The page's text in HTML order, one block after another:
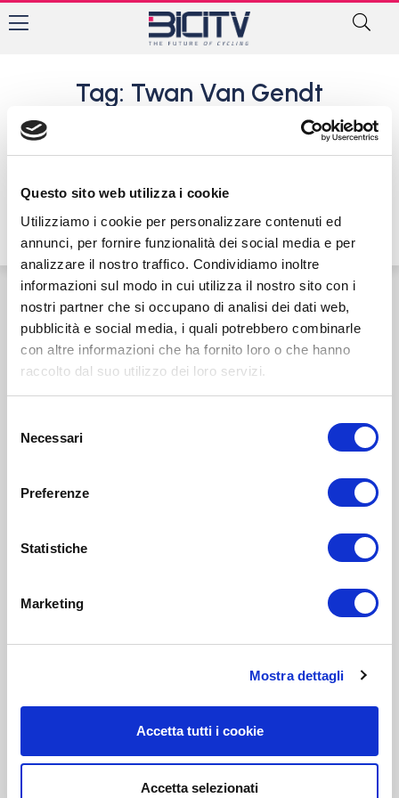
Questo sito web utilizza i cookie
Utilizziamo i cookie per personalizzare contenuti ed
annunci, per fornire funzionalità dei social media e per
analizzare il nostro traffico. Condividiamo inoltre
informazioni sul modo in cui utilizza il nostro sito con i
nostri partner che si occupano di analisi dei dati web,
pubblicità e social media, i quali potrebbero combinarle
con altre informazioni che ha fornito loro o che hanno
raccolto dal suo utilizzo dei loro servizi.
delNecessari
Preferenze
Statistiche
Marketing
Mostra dettagli
Accetta tutti i cookie
Accetta selezionati
Tag: Twan Van Gendt
CdM BMX a Zolder: Proficua
trasferta della Nazionale
15 Maggio 2017